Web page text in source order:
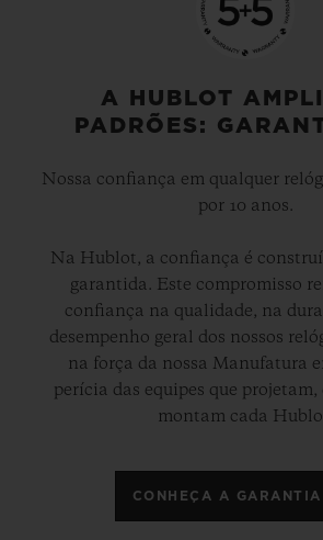
A HUBLOT
PADRÕES:
Nossa confiança em qualquer
por 10 anos.
Na Hublot, a confiança é
garantida. Este compromisso
confiança na qualidade, na
desempenho geral dos nossos
na força da nossa Manufatura
perícia das equipes que projetam,
montam cada
CONHEÇA A